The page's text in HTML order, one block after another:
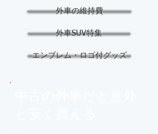
外車の維持費
外車SUV特集
エンブレム・ロゴ付グッズ